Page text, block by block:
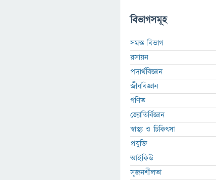
বিভাগসমূহ
সমস্ত বিভাগ
রসায়ন
পদার্থবিজ্ঞান
জীববিজ্ঞান
গণিত
জ্যোতির্বিজ্ঞান
স্বাস্থ্য ও চিকিৎসা
প্রযুক্তি
আইকিউ
সৃজনশীলতা